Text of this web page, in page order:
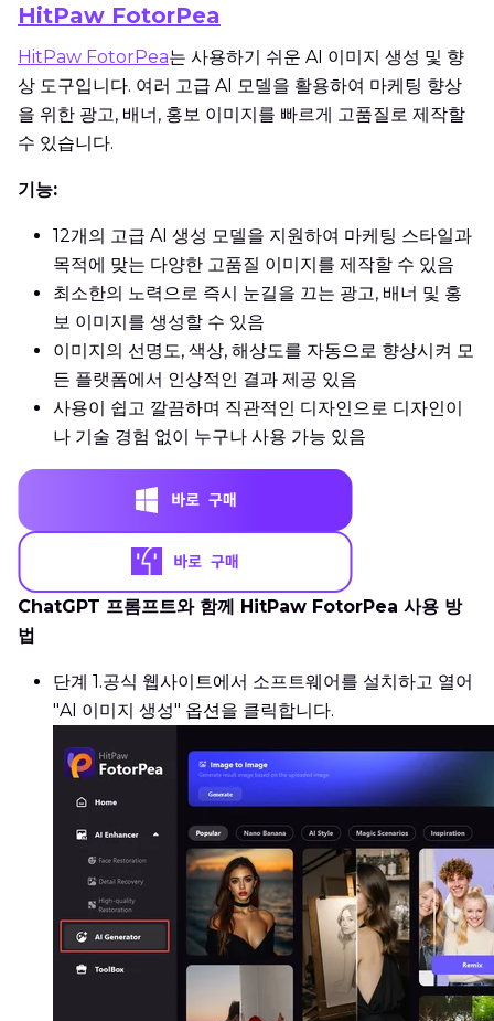
HitPaw FotorPea
HitPaw FotorPea는 사용하기 쉬운 AI 이미지 생성 및 향
상 도구입니다. 여러 고급 AI 모델을 활용하여 마케팅 향상
을 위한 광고, 배너, 홍보 이미지를 빠르게 고품질로 제작할
수 있습니다.
기능:
12개의 고급 AI 생성 모델을 지원하여 마케팅 스타일과
목적에 맞는 다양한 고품질 이미지를 제작할 수 있음
최소한의 노력으로 즉시 눈길을 끄는 광고, 배너 및 홍
보 이미지를 생성할 수 있음
이미지의 선명도, 색상, 해상도를 자동으로 향상시켜 모
든 플랫폼에서 인상적인 결과 제공 있음
사용이 쉽고 깔끔하며 직관적인 디자인으로 디자인이
나 기술 경험 없이 누구나 사용 가능 있음
ChatGPT 프롬프트와 함께 HitPaw FotorPea 사용 방
법
단계 1.공식 웹사이트에서 소프트웨어를 설치하고 열어
"AI 이미지 생성" 옵션을 클릭합니다.